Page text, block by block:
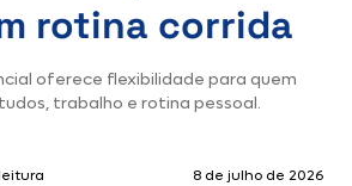
rotina corrida
oferece flexibilidade para quem
trabalho e rotina pessoal.
8 de julho de 2026